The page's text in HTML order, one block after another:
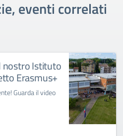
eventi correlati
nostro Istituto
Erasmus+
Guarda il video